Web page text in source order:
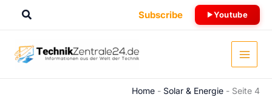
Suchen Subscribe Youtube
Home - Solar & Energie - Seite 4